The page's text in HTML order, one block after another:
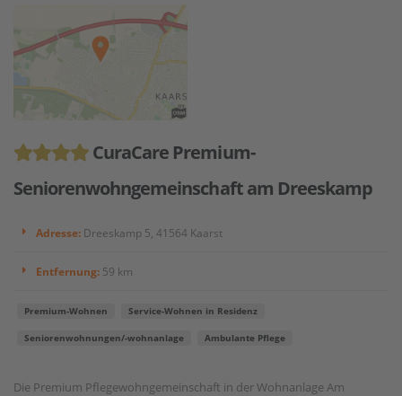
CuraCare Premium-
Seniorenwohngemeinschaft am Dreeskamp
Adresse: Dreeskamp 5, 41564 Kaarst
Entfernung: 59 km
Premium-Wohnen Service-Wohnen in Residenz
Seniorenwohnungen/-wohnanlage Ambulante Pflege
Die Premium Pflegewohngemeinschaft in der Wohnanlage Am